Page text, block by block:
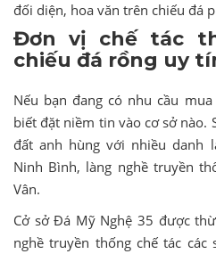
đối diện, hoa văn trên chiếu đá
Đơn vị chế tác
chiếu đá rồng uy
Nếu bạn đang có nhu cầu
biết đặt niềm tin vào cơ sở nào.
đất anh hùng với nhiều danh
Ninh Bình, làng nghề truyền
Vân.
Cở sở Đá Mỹ Nghệ 35 được
nghề truyền thống chế tác các